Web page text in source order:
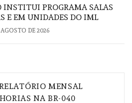
INSTITUI PROGRAMA SALAS
E EM UNIDADES DO IML
DE 2026
MENSAL
NA BR-040